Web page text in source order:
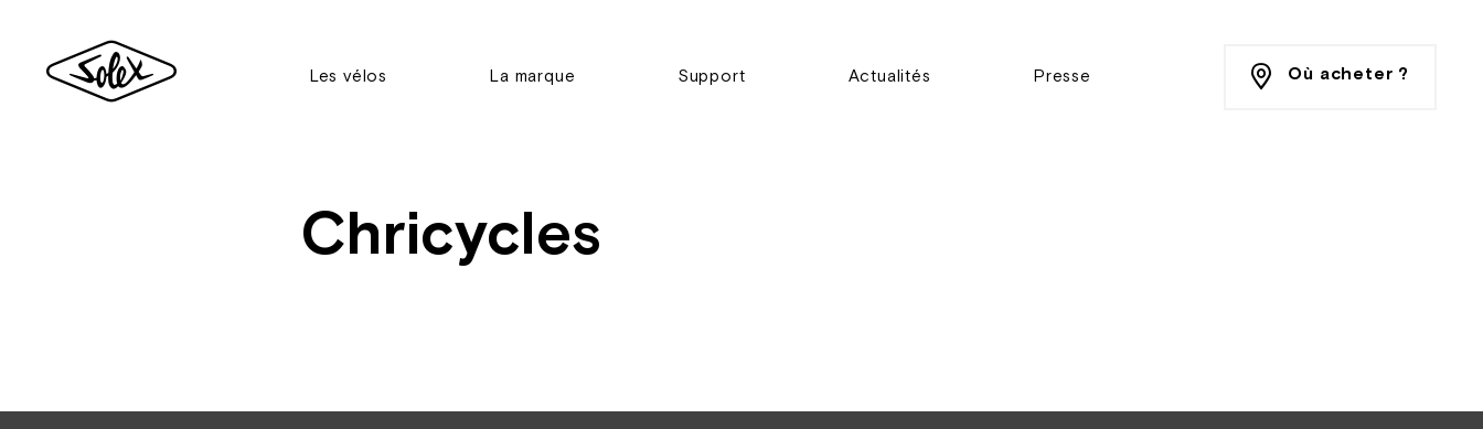
Les vélos La marque Support Actualités Presse Où acheter ?
Chricycles